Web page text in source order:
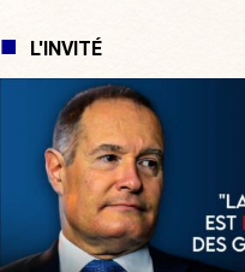
L'INVITÉ